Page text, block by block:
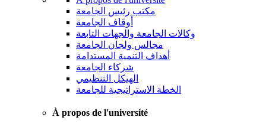
مكتب رئيس الجامعة
أوقاف الجامعة
وكالات الجامعة والجهات التابعة
مجالس ولجان الجامعة
أهداف التنمية المستدامة
شركاء الجامعة
الهيكل التنظيمي
الخطة الاستراتيجية للجامعة
À propos de l'université